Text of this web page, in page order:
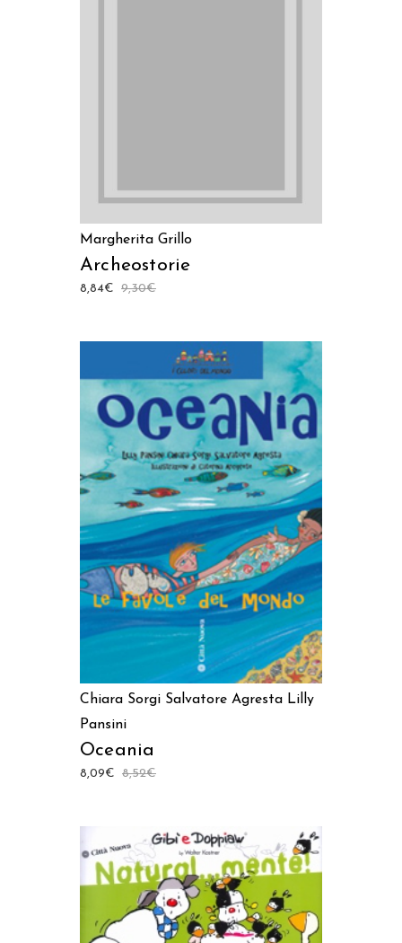
Margherita Grillo
Archeostorie
9,30€
8,84€
AGGIUNGI AL CARRELLO
Chiara Sorgi Salvatore Agresta Lilly
Pansini
Oceania
8,52€
8,09€
AGGIUNGI AL CARRELLO